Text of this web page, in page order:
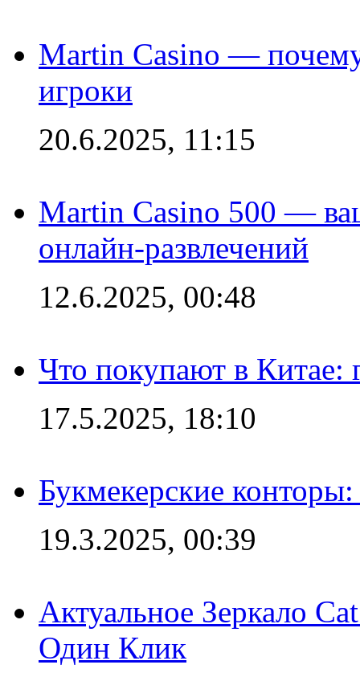
Martin Casino —
игроки
20.6.2025, 11:15
Martin Casino 500 —
онлайн-развлечений
12.6.2025, 00:48
Что покупают в Китае:
17.5.2025, 18:10
Букмекерские
19.3.2025, 00:39
Актуальное Зеркало
Один Клик